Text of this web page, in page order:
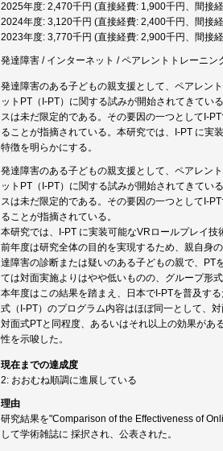
2025年度: 2,470千円 (直接経費: 1,900千円、間接
2024年度: 3,120千円 (直接経費: 2,400千円、間接
2023年度: 3,770千円 (直接経費: 2,900千円、間接
発達障害 / インターネット / ペアレントトレーニ
発達障害のある子どもの親支援として、ペアレン
ットPT（I-PT）に関する試みが開始されてきてい
スは未だ限定的である。その要因の一つとしてI-
ることが指摘されている。本研究では、I-PT に実
特徴を明らかにする。
発達障害のある子どもの親支援として、ペアレン
ットPT（I-PT）に関する試みが開始されてきてい
スは未だ限定的である。その要因の一つとしてI-
ることが指摘されている。
本研究では、I-PT に実装可能なVRロールプレイ
前年度は研究全体の目的を実現するため、親自身
達障害の診断または疑いのある子どもの親で、PT
ては対面実施よりはやや低いものの、グループ形
本年度はこの結果を踏まえ、日本でI-PTを普及す
式（I-PT）のプログラム内容はほぼ同一として、
対面式PTと同程度、あるいはそれ以上の効果があ
性を示唆した。
現在までの達成度
2: おおむね順調に進展している
理由
研究結果を"Comparison of the Effectiveness of
して学術雑誌に 採択され、公表された。